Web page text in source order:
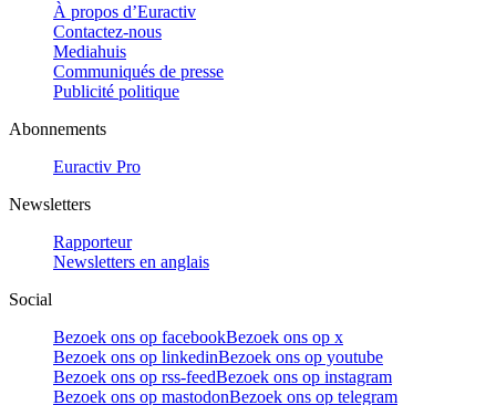
À propos d’Euractiv
Contactez-nous
Mediahuis
Communiqués de presse
Publicité politique
Abonnements
Euractiv Pro
Newsletters
Rapporteur
Newsletters en anglais
Social
Bezoek ons op facebookBezoek ons op x
Bezoek ons op linkedinBezoek ons op youtube
Bezoek ons op rss-feedBezoek ons op instagram
Bezoek ons op mastodonBezoek ons op telegram